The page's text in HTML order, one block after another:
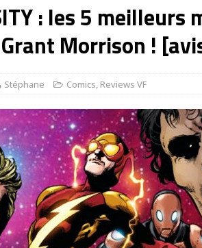
: les 5 meilleurs
Morrison !
Stéphane Comics, Reviews VF